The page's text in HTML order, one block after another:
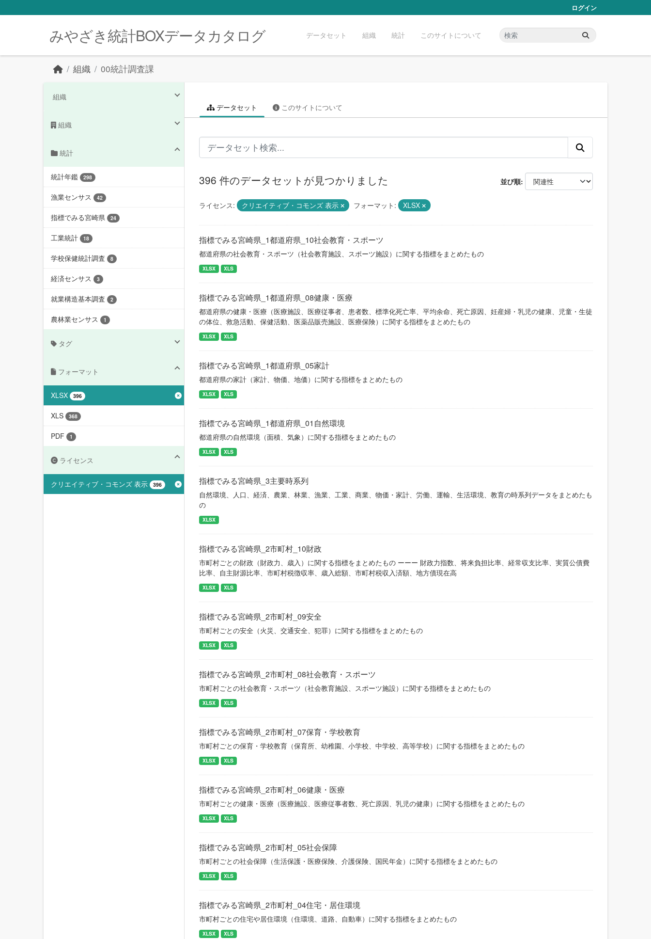
ログイン
みやざき統計BOXデータカタログ データセット 組織 統計 このサイトについて
組織 00統計調査課
組織
組織
統計
統計年鑑 298
漁業センサス 42
指標でみる宮崎県 24
工業統計 18
学校保健統計調査 8
経済センサス 3
就業構造基本調査 2
農林業センサス 1
タグ
フォーマット
XLSX 396
XLS 368
PDF 1
ライセンス
クリエイティブ・コモンズ 表示 396
データセット このサイトについて
並び順
396 件のデータセットが見つかりました
ライセンス: クリエイティブ・コモンズ 表示 フォーマット: XLSX
指標でみる宮崎県_1都道府県_10社会教育・スポーツ
都道府県の社会教育・スポーツ（社会教育施設、スポーツ施設）に関する指標をまとめたもの
XLSX XLS
指標でみる宮崎県_1都道府県_08健康・医療
都道府県の健康・医療（医療施設、医療従事者、患者数、標準化死亡率、平均余命、死亡原因、妊産婦・乳児の健康、児童・生徒
の体位、救急活動、保健活動、医薬品販売施設、医療保険）に関する指標をまとめたもの
XLSX XLS
指標でみる宮崎県_1都道府県_05家計
都道府県の家計（家計、物価、地価）に関する指標をまとめたもの
XLSX XLS
指標でみる宮崎県_1都道府県_01自然環境
都道府県の自然環境（面積、気象）に関する指標をまとめたもの
XLSX XLS
指標でみる宮崎県_3主要時系列
自然環境、人口、経済、農業、林業、漁業、工業、商業、物価・家計、労働、運輸、生活環境、教育の時系列データをまとめたも
の
XLSX
指標でみる宮崎県_2市町村_10財政
市町村ごとの財政（財政力、歳入）に関する指標をまとめたもの ーーー 財政力指数、将来負担比率、経常収支比率、実質公債費
比率、自主財源比率、市町村税徴収率、歳入総額、市町村税収入済額、地方債現在高
XLSX XLS
指標でみる宮崎県_2市町村_09安全
市町村ごとの安全（火災、交通安全、犯罪）に関する指標をまとめたもの
XLSX XLS
指標でみる宮崎県_2市町村_08社会教育・スポーツ
市町村ごとの社会教育・スポーツ（社会教育施設、スポーツ施設）に関する指標をまとめたもの
XLSX XLS
指標でみる宮崎県_2市町村_07保育・学校教育
市町村ごとの保育・学校教育（保育所、幼稚園、小学校、中学校、高等学校）に関する指標をまとめたもの
XLSX XLS
指標でみる宮崎県_2市町村_06健康・医療
市町村ごとの健康・医療（医療施設、医療従事者数、死亡原因、乳児の健康）に関する指標をまとめたもの
XLSX XLS
指標でみる宮崎県_2市町村_05社会保障
市町村ごとの社会保障（生活保護・医療保険、介護保険、国民年金）に関する指標をまとめたもの
XLSX XLS
指標でみる宮崎県_2市町村_04住宅・居住環境
市町村ごとの住宅や居住環境（住環境、道路、自動車）に関する指標をまとめたもの
XLSX XLS